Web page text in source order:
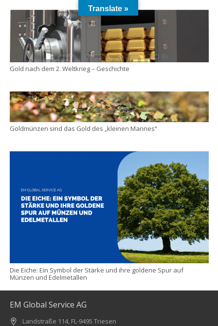
Gold nach dem 2. Weltkrieg – Geschichte
Goldmünzen sind das Gold des „kleinen Mannes“
Die Eiche: Ein Symbol der Stärke und ihre goldene Spur auf
Münzen und Edelmetallen
EM Global Service AG
Landstraße 114, FL-9495 Triesen
Translate »